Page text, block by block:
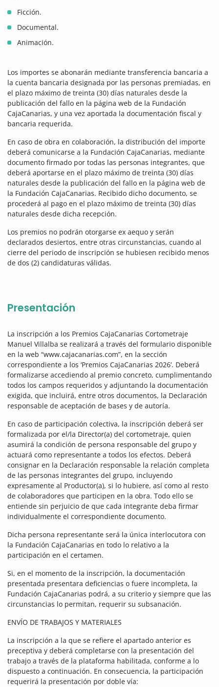
Ficción.
Documental.
Animación.
Los importes se abonarán mediante transferencia bancaria a
la cuenta bancaria designada por las personas premiadas, en
el plazo máximo de treinta (30) días naturales desde la
publicación del fallo en la página web de la Fundación
CajaCanarias, y una vez aportada la documentación fiscal y
bancaria requerida.
En caso de obra en colaboración, la distribución del importe
deberá comunicarse a la Fundación CajaCanarias, mediante
documento firmado por todas las personas integrantes, que
deberá aportarse en el plazo máximo de treinta (30) días
naturales desde la publicación del fallo en la página web de
la Fundación CajaCanarias. Recibido dicho documento, se
procederá al pago en el plazo máximo de treinta (30) días
naturales desde dicha recepción.
Los premios no podrán otorgarse ex aequo y serán
declarados desiertos, entre otras circunstancias, cuando al
cierre del periodo de inscripción se hubiesen recibido menos
de dos (2) candidaturas válidas.
Presentación
La inscripción a los Premios CajaCanarias Cortometraje
Manuel Villalba se realizará a través del formulario disponible
en la web “www.cajacanarias.com”, en la sección
correspondiente a los ‘Premios CajaCanarias 2026’. Deberá
formalizarse accediendo al premio concreto, cumplimentando
todos los campos requeridos y adjuntando la documentación
exigida, que incluirá, entre otros documentos, la Declaración
responsable de aceptación de bases y de autoría.
En caso de participación colectiva, la inscripción deberá ser
formalizada por el/la Director(a) del cortometraje, quien
asumirá la condición de persona responsable del grupo y
actuará como representante a todos los efectos. Deberá
consignar en la Declaración responsable la relación completa
de las personas integrantes del grupo, incluyendo
expresamente al Productor(a), si lo hubiere, así como al resto
de colaboradores que participen en la obra. Todo ello se
entiende sin perjuicio de que cada integrante deba firmar
individualmente el correspondiente documento.
Dicha persona representante será la única interlocutora con
la Fundación CajaCanarias en todo lo relativo a la
participación en el certamen.
Si, en el momento de la inscripción, la documentación
presentada presentara deficiencias o fuere incompleta, la
Fundación CajaCanarias podrá, a su criterio y siempre que las
circunstancias lo permitan, requerir su subsanación.
ENVÍO DE TRABAJOS Y MATERIALES
La inscripción a la que se refiere el apartado anterior es
preceptiva y deberá completarse con la presentación del
trabajo a través de la plataforma habilitada, conforme a lo
dispuesto a continuación. En consecuencia, la participación
requerirá la presentación por doble vía: